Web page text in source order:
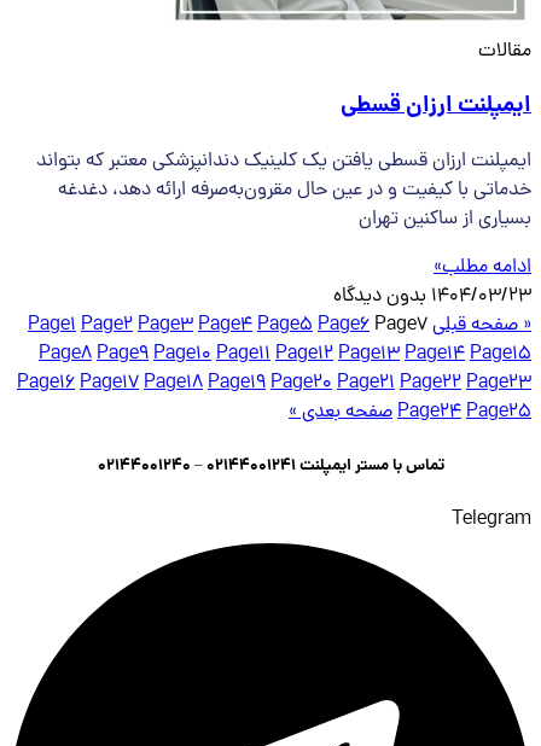
مقالات
ایمپلنت ارزان قسطی
ایمپلنت ارزان قسطی یافتن یک کلینیک دندانپزشکی معتبر که بتواند
خدماتی با کیفیت و در عین حال مقرون‌به‌صرفه ارائه دهد، دغدغه
بسیاری از ساکنین تهران
ادامه مطلب»
1404/03/23 بدون دیدگاه
« صفحه قبلی
Page1Page2Page3Page4Page5Page6 Page7
Page8Page9Page10Page11Page12Page13Page14Page15
Page16Page17Page18Page19Page20Page21Page22Page23
Page24Page25 صفحه بعدی »
تماس با مستر ایمپلنت 02144001241 – 02144001240
Telegram